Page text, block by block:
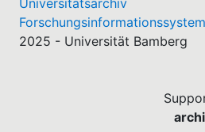
Universitätsarchiv
2025 - Universität Bamberg